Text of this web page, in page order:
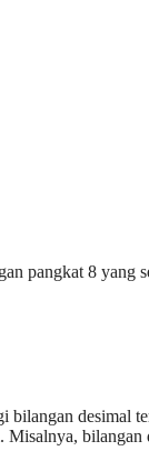
pangkat 8 yang
desimal